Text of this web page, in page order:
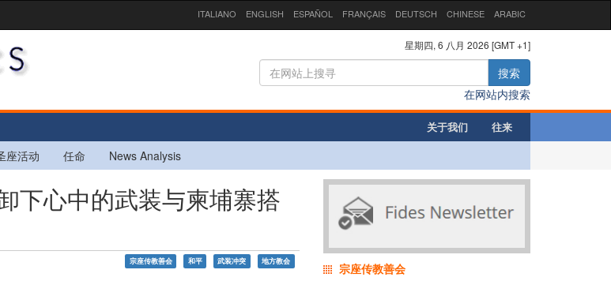
ITALIANO ENGLISH ESPAÑOL FRANÇAIS DEUTSCH CHINESE ARABIC
星期四, 6 八月 2026 [GMT +1]
搜索
在网站内搜索
关于我们 往来
座活动 任命 News Analysis
下心中的武装与柬埔寨搭
宗座传教善会 和平 武装冲突 地方教会
宗座传教善会